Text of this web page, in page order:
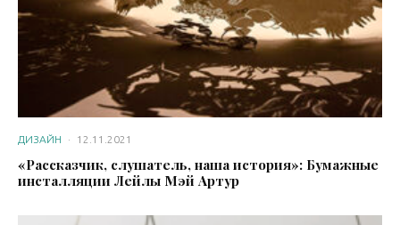
ДИЗАЙН · 12.11.2021
«Рассказчик, слушатель, наша история»: Бумажные
инсталляции Лейлы Мэй Артур